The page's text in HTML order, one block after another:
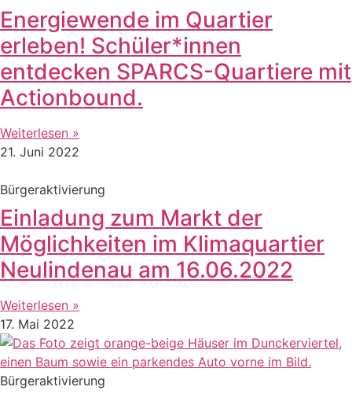
Energiewende im Quartier
erleben! Schüler*innen
entdecken SPARCS-Quartiere mit
Actionbound.
Weiterlesen »
21. Juni 2022
Bürgeraktivierung
Einladung zum Markt der
Möglichkeiten im Klimaquartier
Neulindenau am 16.06.2022
Weiterlesen »
17. Mai 2022
Bürgeraktivierung